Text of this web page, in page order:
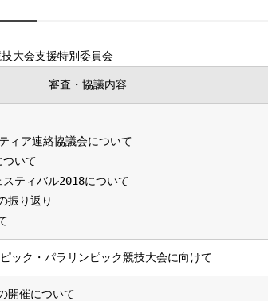
大会支援特別委員会
審査・協議内容
ィア連絡協議会について
ついて
スティバル2018について
振り返り
ック・パラリンピック競技大会に向けて
開催について